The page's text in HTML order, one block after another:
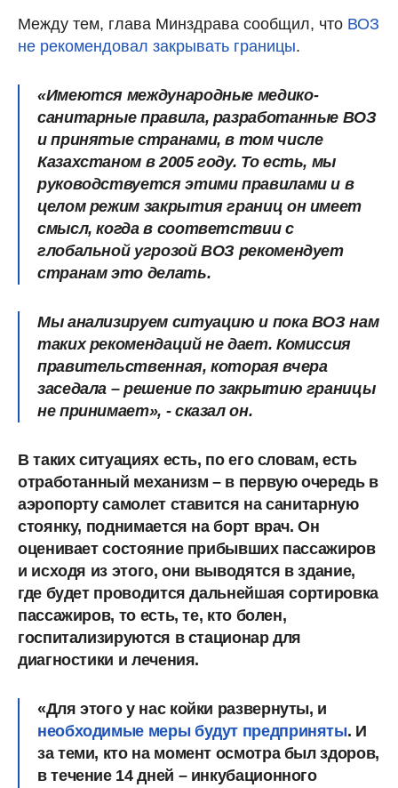
Между тем, глава Минздрава сообщил, что ВОЗ
не рекомендовал закрывать границы.
«Имеются международные медико-
санитарные правила, разработанные ВОЗ
и принятые странами, в том числе
Казахстаном в 2005 году. То есть, мы
руководствуется этими правилами и в
целом режим закрытия границ он имеет
смысл, когда в соответствии с
глобальной угрозой ВОЗ рекомендует
странам это делать.
Мы анализируем ситуацию и пока ВОЗ нам
таких рекомендаций не дает. Комиссия
правительственная, которая вчера
заседала – решение по закрытию границы
не принимает», - сказал он.
В таких ситуациях есть, по его словам, есть
отработанный механизм – в первую очередь в
аэропорту самолет ставится на санитарную
стоянку, поднимается на борт врач. Он
оценивает состояние прибывших пассажиров
и исходя из этого, они выводятся в здание,
где будет проводится дальнейшая сортировка
пассажиров, то есть, те, кто болен,
госпитализируются в стационар для
диагностики и лечения.
«Для этого у нас койки развернуты, и
необходимые меры будут предприняты. И
за теми, кто на момент осмотра был здоров,
в течение 14 дней – инкубационного